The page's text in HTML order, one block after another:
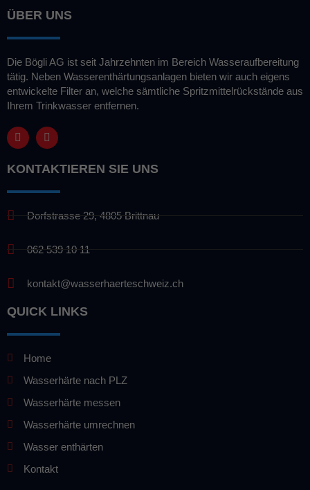
ÜBER UNS
Die Bögli AG ist seit Jahrzehnten im Bereich Wasseraufbereitung
tätig. Neben Wasserenthärtungsanlagen bieten wir auch eigens
entwickelte Filter an, welche sämtliche Spritzmittelrückstände aus
Ihrem Trinkwasser entfernen.
KONTAKTIEREN SIE UNS
Dorfstrasse 29, 4805 Brittnau
062 539 10 11
kontakt@wasserhaerteschweiz.ch
QUICK LINKS
Home
Wasserhärte nach PLZ
Wasserhärte messen
Wasserhärte umrechnen
Wasser enthärten
Kontakt